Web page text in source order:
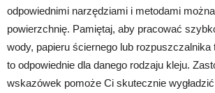
odpowiednimi narzędziami i metodami
powierzchnię. Pamiętaj, aby pracować
wody, papieru ściernego lub rozpuszczalnika
to odpowiednie dla danego rodzaju kleju.
wskazówek pomoże Ci skutecznie